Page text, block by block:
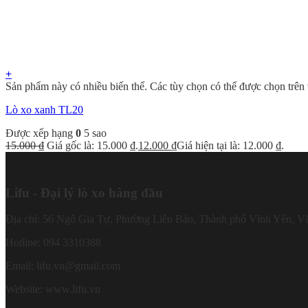
+
Sản phẩm này có nhiều biến thể. Các tùy chọn có thể được chọn trên
Lò xo xanh TL20
Được xếp hạng 0 5 sao
15.000₫ Giá gốc là: 15.000 ₫.12.000 ₫Giá hiện tại là: 12.000 ₫.
Lifu - Đại lý lò xo hàng đầu
Địa chỉ: 56 Ngô Gia Tự, Phường Liên Bảo, Thành phố Vĩnh Yên,
Hotline: 094 3310388